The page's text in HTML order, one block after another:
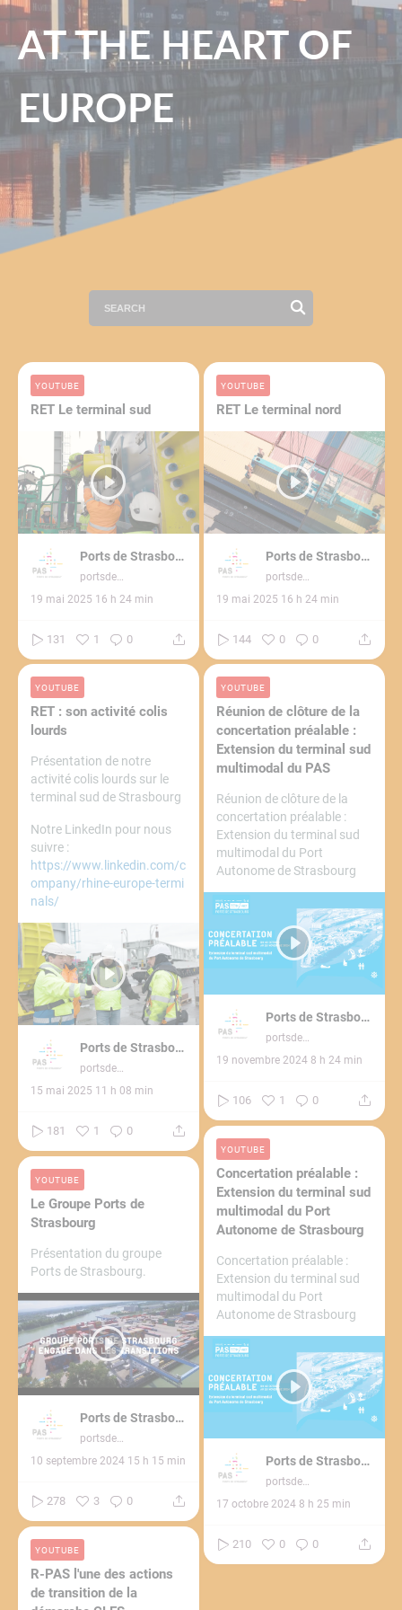
AT THE HEART OF
EUROPE
RET Le terminal sud
Ports de Strasbourg
19 mai 2025 16 h 24 min
YOUTUBE
131 1 0
RET Le terminal nord
Ports de Strasbourg
19 mai 2025 16 h 24 min
YOUTUBE
144 0 0
RET : son activité colis
lourds
Présentation de notre
activité colis lourds sur le
terminal sud de Strasbourg
Notre LinkedIn pour nous
suivre :
https://www.linkedin.com/c
ompany/rhine-europe-termi
nals/
Ports de Strasbourg
15 mai 2025 11 h 08 min
YOUTUBE
181 1 0
Réunion de clôture de la
concertation préalable :
Extension du terminal sud
multimodal du PAS
Réunion de clôture de la
concertation préalable :
Extension du terminal sud
multimodal du Port
Autonome de Strasbourg
Ports de Strasbourg
19 novembre 2024 8 h 24 min
YOUTUBE
106 1 0
Concertation préalable :
Extension du terminal sud
multimodal du Port
Autonome de Strasbourg
Concertation préalable :
Extension du terminal sud
multimodal du Port
Autonome de Strasbourg
Ports de Strasbourg
17 octobre 2024 8 h 25 min
YOUTUBE
210 0 0
Le Groupe Ports de
Strasbourg
Présentation du groupe
Ports de Strasbourg.
Ports de Strasbourg
10 septembre 2024 15 h 15 min
YOUTUBE
278 3 0
R-PAS l'une des actions
de transition de la
YOUTUBE